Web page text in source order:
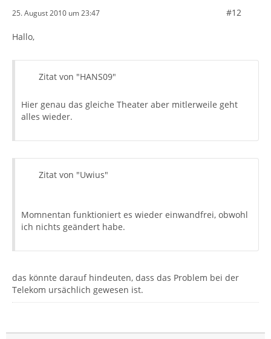
25. August 2010 um 23:47 #12
Hallo,
Zitat von "HANS09"
Hier genau das gleiche Theater aber mitlerweile geht
alles wieder.
Zitat von "Uwius"
Momnentan funktioniert es wieder einwandfrei, obwohl
ich nichts geändert habe.
das könnte darauf hindeuten, dass das Problem bei der
Telekom ursächlich gewesen ist.